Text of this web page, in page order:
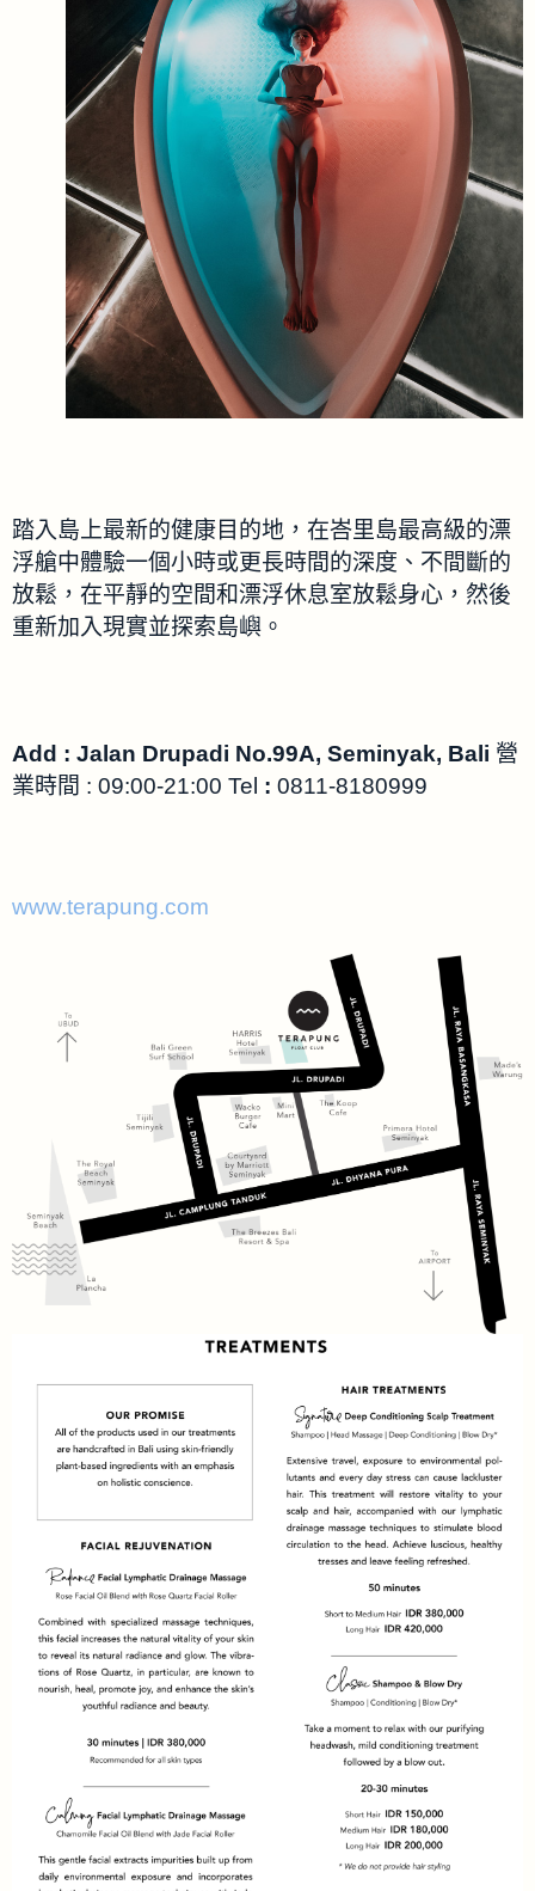
踏入島上最新的健康目的地，在峇里島最高級的漂
浮艙中體驗一個小時或更長時間的深度、不間斷的
放鬆，在平靜的空間和漂浮休息室放鬆身心，然後
重新加入現實並探索島嶼。
Add : Jalan Drupadi No.99A, Seminyak, Bali 營
業時間 : 09:00-21:00 Tel : 0811-8180999
www.terapung.com